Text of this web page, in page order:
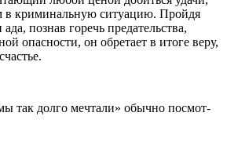
в криминальную ситуацию. Пройдя
познав горечь предательства,
опасности, он обретает в итоге веру,
так долго мечтали» обыч­но по­смот­